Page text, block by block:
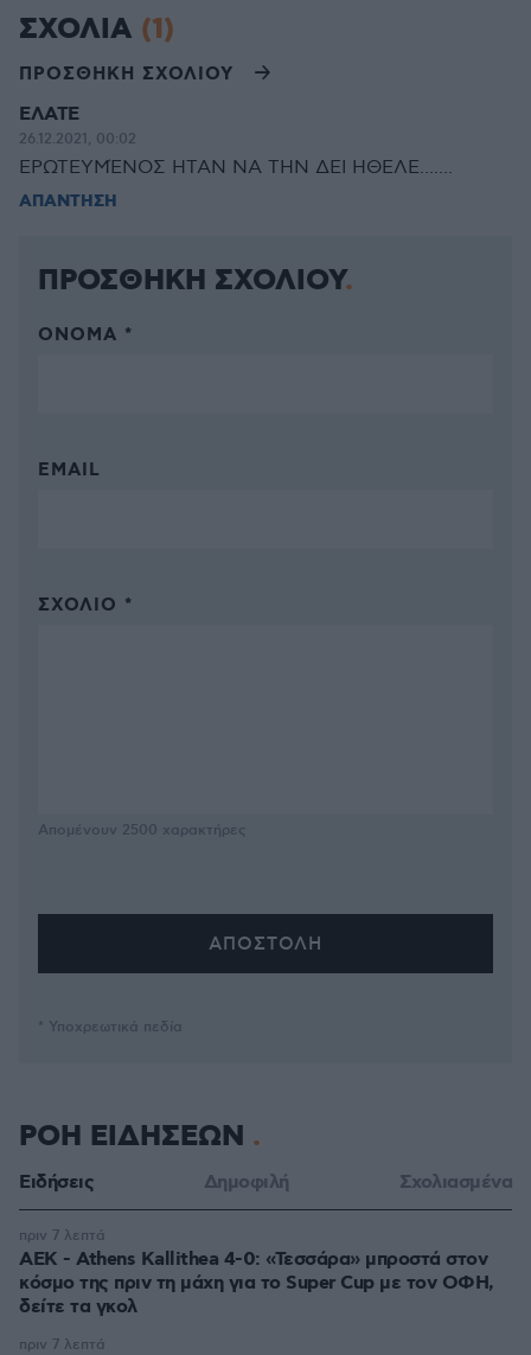
ΣΧΟΛΙΑ (1)
ΠΡΟΣΘΗΚΗ ΣΧΟΛΙΟΥ
ΕΛΑΤΕ
26.12.2021, 00:02
ΕΡΩΤΕΥΜΈΝΟΣ ΗΤΑΝ ΝΑ ΤΗΝ ΔΕΙ ΗΘΕΛΕ.......
ΑΠΑΝΤΗΣΗ
ΠΡΟΣΘΗΚΗ ΣΧΟΛΙΟΥ
ΌΝΟΜΑ *
EMAIL
ΣΧΌΛΙΟ *
Απομένουν 2500 χαρακτήρες
* Υποχρεωτικά πεδία
ΡΟΗ ΕΙΔΗΣΕΩΝ
Ειδήσεις Δημοφιλή Σχολιασμένα
ΑΕΚ - Athens Kallithea 4-0: «Τεσσάρα» μπροστά στον
κόσμο της πριν τη μάχη για το Super Cup με τον ΟΦΗ,
δείτε τα γκολ
πριν 7 λεπτά
πριν 7 λεπτά